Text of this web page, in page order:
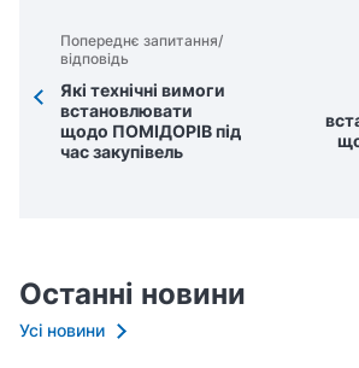
Попереднє запитання/
відповідь
Які технічні вимоги
встановлювати
щодо ПОМІДОРІВ під
час закупівель
Останні новини
Усі новини